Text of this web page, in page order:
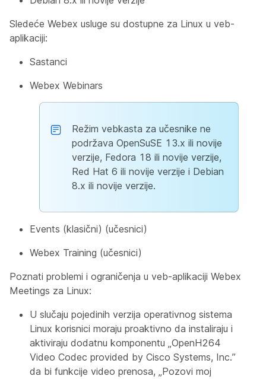
Sledeće Webex usluge su dostupne za Linux u veb-
aplikaciji:
Sastanci
Webex Webinars
Režim vebkasta za učesnike ne
podržava OpenSuSE 13.x ili novije
verzije, Fedora 18 ili novije verzije,
Red Hat 6 ili novije verzije i Debian
8.x ili novije verzije.
Events (klasični) (učesnici)
Webex Training (učesnici)
Poznati problemi i ograničenja u veb-aplikaciji Webex
Meetings za Linux:
U slučaju pojedinih verzija operativnog sistema
Linux korisnici moraju proaktivno da instaliraju i
aktiviraju dodatnu komponentu „OpenH264
Video Codec provided by Cisco Systems, Inc.”
da bi funkcije video prenosa, „Pozovi moj